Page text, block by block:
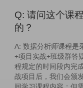
Q: 请问这个课
的？
A: 数据分析师课程是
+项目实战+班级群答
程规定的时间段内完
战项目后，我们会颁
间学习课程内容；但